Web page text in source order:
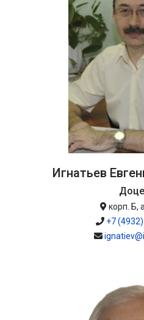
Игнатьев
корп. Б,
+7